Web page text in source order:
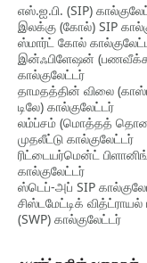
எஸ்.ஐ.பி. (SIP)
இலக்கு (கோல்) SIP
ஸ்மார்ட் கோல்
இன்ஃபிளேஷன்
கால்குலேட்டர்
தாமதத்தின் விலை
டிலே) கால்குலேட்டர்
லம்ப்சம் (மொத்தத்
முதலீட்டு கால்குலேட்டர்
ரிட்டையர்மென்ட் பிளானிங்
கால்குலேட்டர்
ஸ்டெப்-அப் SIP
சிஸ்டமேட்டிக் வித்ட்ராயல்
(SWP) கால்குலேட்டர்